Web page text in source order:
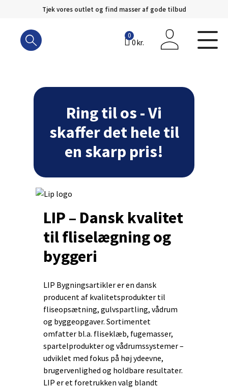
Tjek vores outlet og find masser af gode tilbud
indhold
0kr.
0
Ring til os - Vi
skaffer det hele til
en skarp pris!
LIP – Dansk kvalitet
til fliselægning og
byggeri
LIP Bygningsartikler er en dansk
producent af kvalitetsprodukter til
fliseopsætning, gulvspartling, vådrum
og byggeopgaver. Sortimentet
omfatter bl.a. fliseklæb, fugemasser,
spartelprodukter og vådrumssystemer –
udviklet med fokus på høj ydeevne,
brugervenlighed og holdbare resultater.
LIP er et foretrukken valg blandt